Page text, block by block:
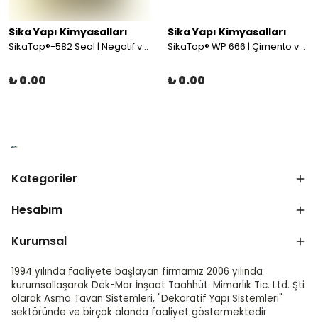
Sika Yapı Kimyasalları
SikaTop®-582 Seal | Negatif ve Pozitif Uygulamalara Yönelik Çimento ve Akrilik Esaslı Su Yalıtım Kaplaması
₺ 0.00
Sika Yapı Kimyasalları
SikaTop® WP 666 | Çimento ve Akrilik Esaslı Tam Esnek Su Yalıtım Malzemesi
₺ 0.00
Kategoriler
Hesabım
Kurumsal
1994 yılında faaliyete başlayan firmamız 2006 yılında
kurumsallaşarak Dek-Mar İnşaat Taahhüt. Mimarlık Tic. Ltd. Şti
olarak Asma Tavan Sistemleri, "Dekoratif Yapı Sistemleri"
sektöründe ve birçok alanda faaliyet göstermektedir